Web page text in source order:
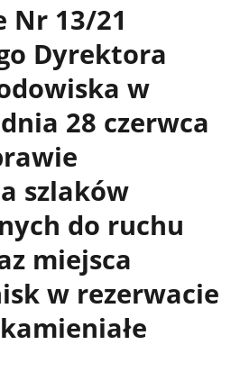
Nr 13/21
Dyrektora
w
28 czerwca
szlaków
do ruchu
miejsca
w rezerwacie